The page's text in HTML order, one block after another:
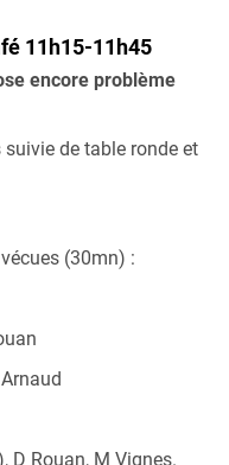
11h15-11h45
encore problème
de table ronde et
(30mn) :
D Rouan, M Vignes.